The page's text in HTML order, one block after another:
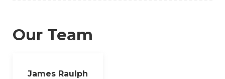
Our Team
James Raulph